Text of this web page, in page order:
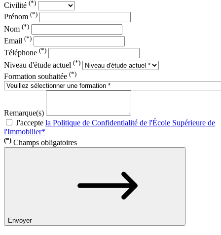
Civilité (*)
Prénom (*)
Nom (*)
Email (*)
Téléphone (*)
Niveau d'étude actuel (*)
Formation souhaitée (*)
Remarque(s)
J'accepte la Politique de Confidentialité de l'École Supérieure de
l'Immobilier*
(*) Champs obligatoires
Envoyer